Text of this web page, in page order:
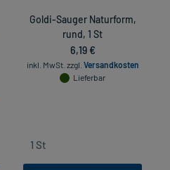
Goldi-Sauger Naturform,
rund, 1 St
6,19 €
inkl. MwSt. zzgl. Versandkosten
Lieferbar